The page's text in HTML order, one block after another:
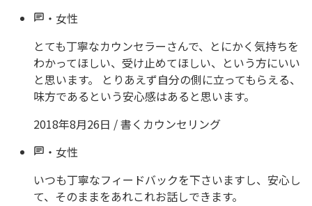
・ 女性
とても丁寧なカウンセラーさんで、とにかく気持ちを
わかってほしい、受け止めてほしい、という方にいい
と思います。 とりあえず自分の側に立ってもらえる、
味方であるという安心感はあると思います。
2018年8月26日 /書くカウンセリング
・ 女性
いつも丁寧なフィードバックを下さいますし、安心し
て、そのままをあれこれお話しできます。